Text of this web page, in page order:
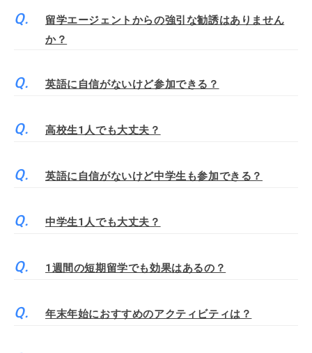
留学エージェントからの強引な勧誘はありません
か？
英語に自信がないけど参加できる？
高校生1人でも大丈夫？
英語に自信がないけど中学生も参加できる？
中学生1人でも大丈夫？
1週間の短期留学でも効果はあるの？
年末年始におすすめのアクティビティは？